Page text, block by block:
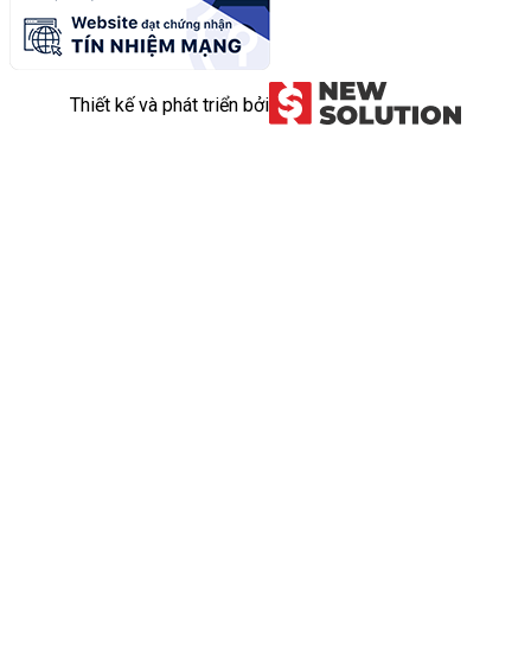
Thiết kế và phát triển bởi